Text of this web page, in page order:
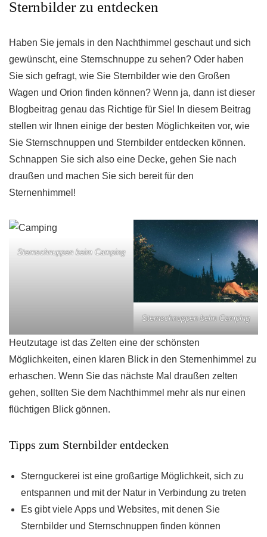
Sternbilder zu entdecken
Haben Sie jemals in den Nachthimmel geschaut und sich
gewünscht, eine Sternschnuppe zu sehen? Oder haben
Sie sich gefragt, wie Sie Sternbilder wie den Großen
Wagen und Orion finden können? Wenn ja, dann ist dieser
Blogbeitrag genau das Richtige für Sie! In diesem Beitrag
stellen wir Ihnen einige der besten Möglichkeiten vor, wie
Sie Sternschnuppen und Sternbilder entdecken können.
Schnappen Sie sich also eine Decke, gehen Sie nach
draußen und machen Sie sich bereit für den
Sternenhimmel!
Sternschnuppen beim Camping
Sternschnuppen beim Camping
Heutzutage ist das Zelten eine der schönsten
Möglichkeiten, einen klaren Blick in den Sternenhimmel zu
erhaschen. Wenn Sie das nächste Mal draußen zelten
gehen, sollten Sie dem Nachthimmel mehr als nur einen
flüchtigen Blick gönnen.
Tipps zum Sternbilder entdecken
Sternguckerei ist eine großartige Möglichkeit, sich zu
entspannen und mit der Natur in Verbindung zu treten
Es gibt viele Apps und Websites, mit denen Sie
Sternbilder und Sternschnuppen finden können